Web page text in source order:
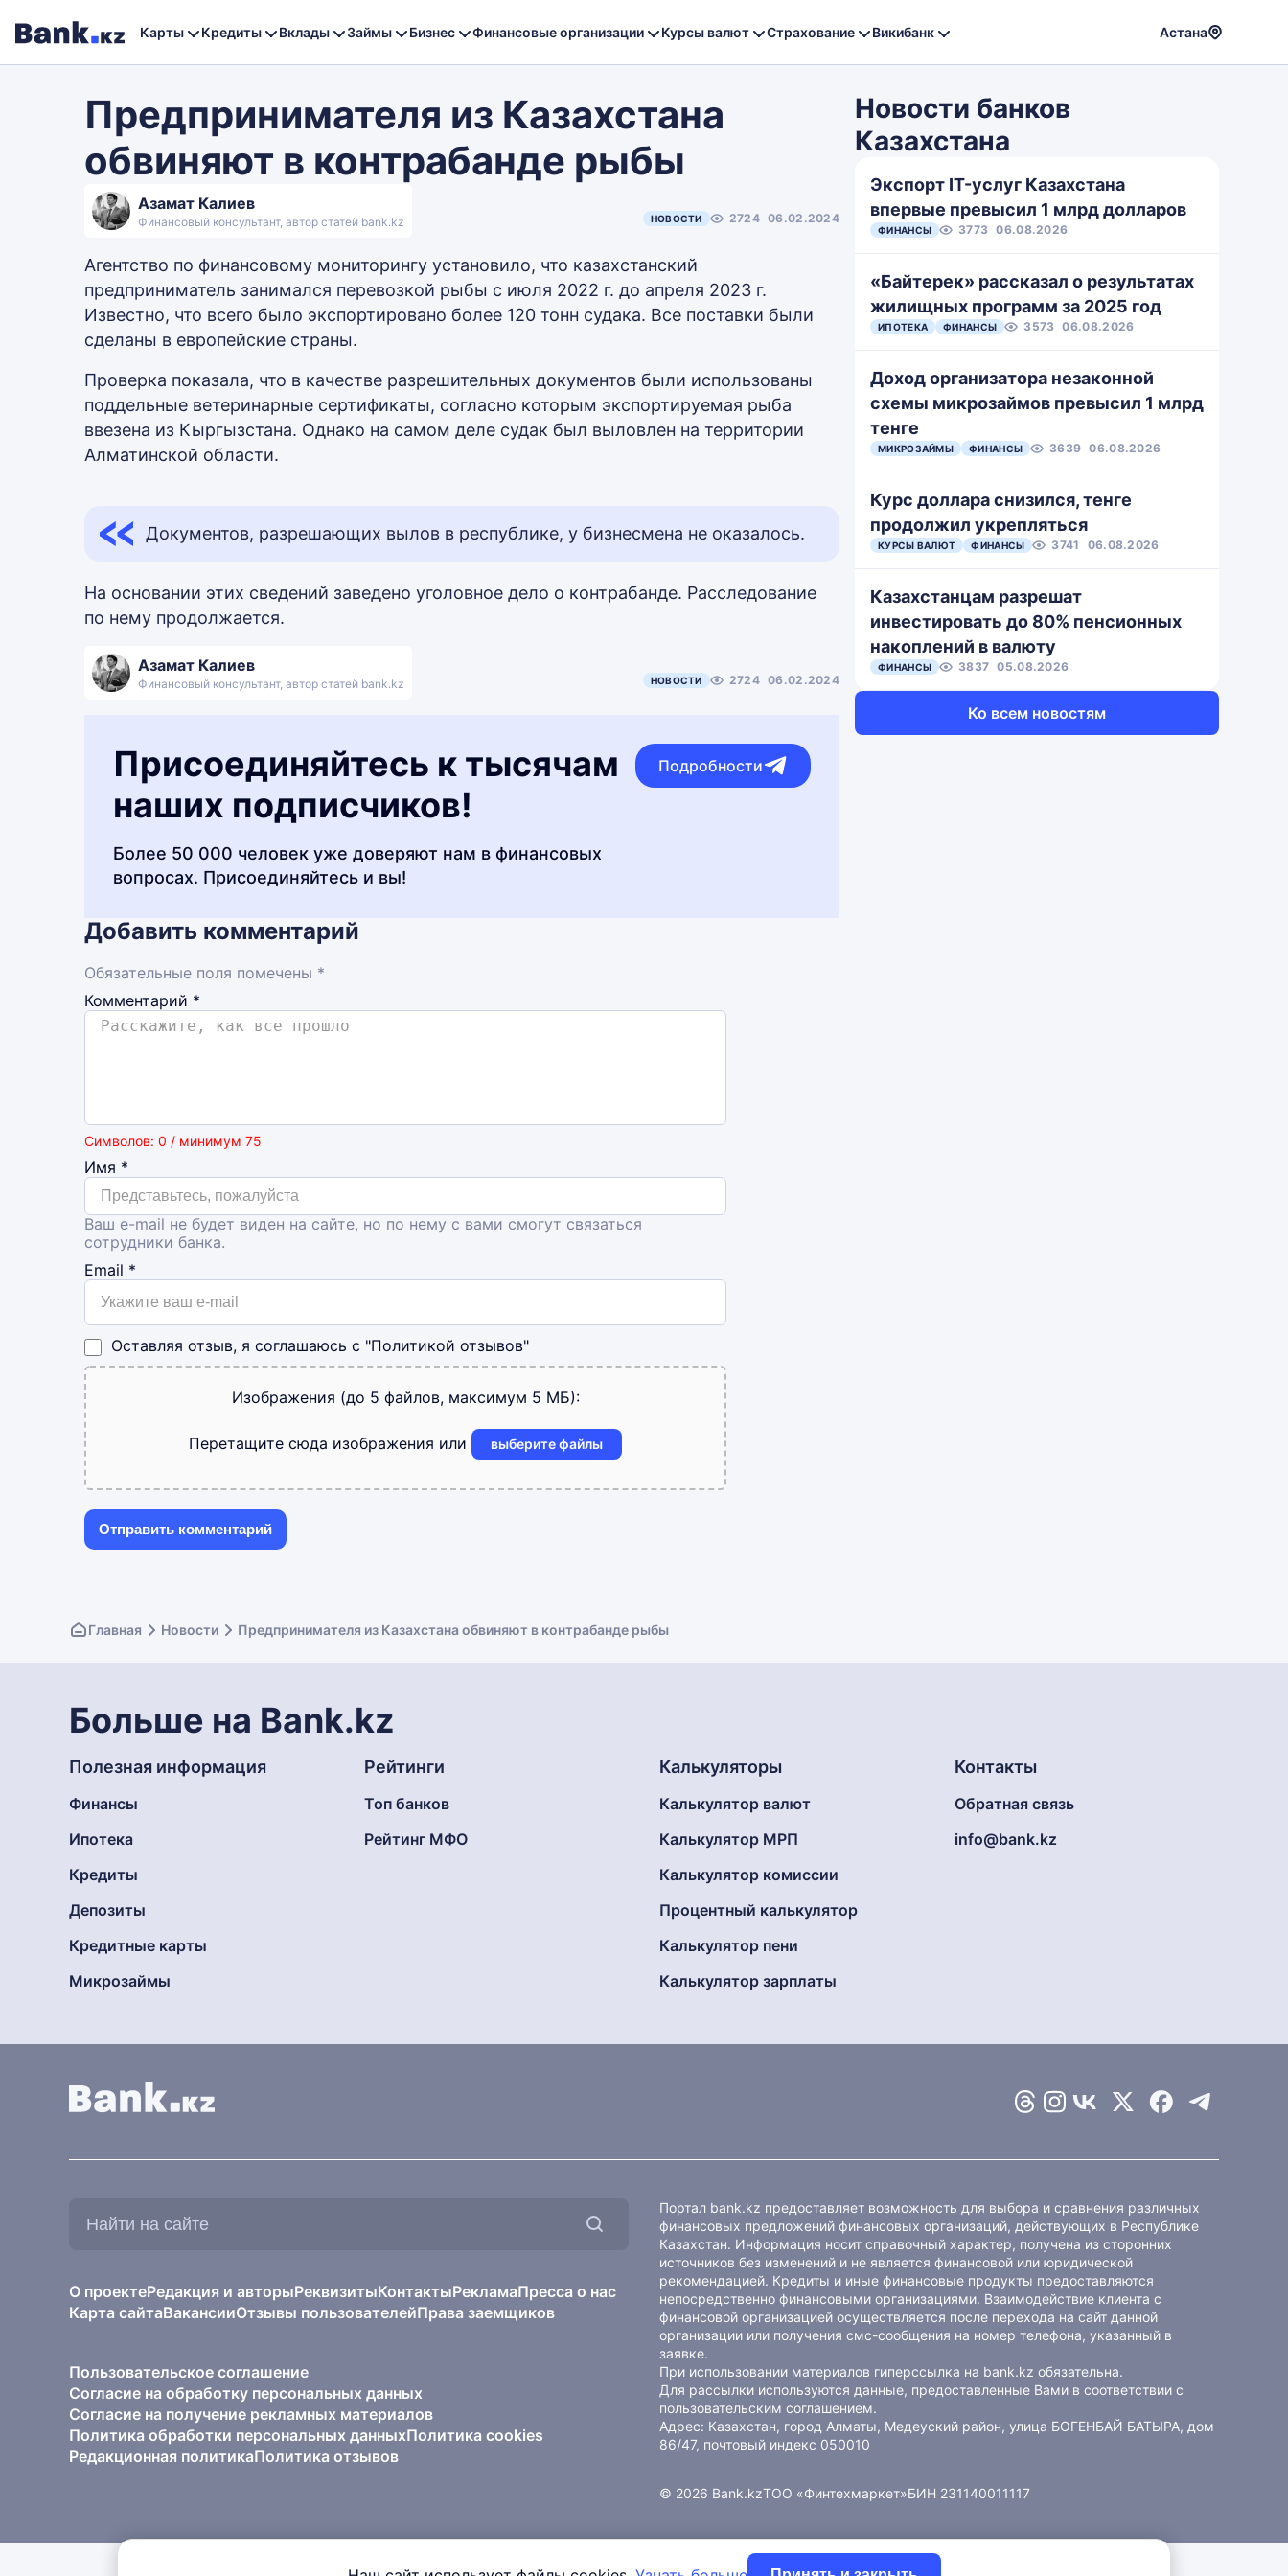
Карты Кредиты Вклады Займы Бизнес Финансовые организации Курсы валют Страхование Викибанк Астана
Предпринимателя из Казахстана
обвиняют в контрабанде рыбы
Азамат Калиев
Финансовый консультант, автор статей bank.kz НОВОСТИ 2724 06.02.2024
Агентство по финансовому мониторингу установило, что казахстанский
предприниматель занимался перевозкой рыбы с июля 2022 г. до апреля 2023 г.
Известно, что всего было экспортировано более 120 тонн судака. Все поставки были
сделаны в европейские страны.
Проверка показала, что в качестве разрешительных документов были использованы
поддельные ветеринарные сертификаты, согласно которым экспортируемая рыба
ввезена из Кыргызстана. Однако на самом деле судак был выловлен на территории
Алматинской области.
Документов, разрешающих вылов в республике, у бизнесмена не оказалось.
На основании этих сведений заведено уголовное дело о контрабанде. Расследование
по нему продолжается.
Азамат Калиев
Финансовый консультант, автор статей bank.kz НОВОСТИ 2724 06.02.2024
Присоединяйтесь к тысячам
наших подписчиков!
Более 50 000 человек уже доверяют нам в финансовых
вопросах. Присоединяйтесь и вы!
Подробности
Добавить комментарий
Обязательные поля помечены *
Комментарий *
Символов: 0 / минимум 75
Имя *
Ваш e-mail не будет виден на сайте, но по нему с вами смогут связаться
сотрудники банка.
Email *
Оставляя отзыв, я соглашаюсь с "Политикой отзывов"
Изображения (до 5 файлов, максимум 5 МБ):
Перетащите сюда изображения или выберите файлы
Новости банков
Казахстана
Экспорт IT-услуг Казахстана
впервые превысил 1 млрд долларов
ФИНАНСЫ 3773 06.08.2026
«Байтерек» рассказал о результатах
жилищных программ за 2025 год
ИПОТЕКА ФИНАНСЫ 3573 06.08.2026
Доход организатора незаконной
схемы микрозаймов превысил 1 млрд
тенге
МИКРОЗАЙМЫ ФИНАНСЫ 3639 06.08.2026
Курс доллара снизился, тенге
продолжил укрепляться
КУРСЫ ВАЛЮТ ФИНАНСЫ 3741 06.08.2026
Казахстанцам разрешат
инвестировать до 80% пенсионных
накоплений в валюту
ФИНАНСЫ 3837 05.08.2026
Ко всем новостям
Главная Новости Предпринимателя из Казахстана обвиняют в контрабанде рыбы
Больше на Bank.kz
Полезная информация
Финансы
Ипотека
Кредиты
Депозиты
Кредитные карты
Микрозаймы
Рейтинги
Топ банков
Рейтинг МФО
Калькуляторы
Калькулятор валют
Калькулятор МРП
Калькулятор комиссии
Процентный калькулятор
Калькулятор пени
Калькулятор зарплаты
Контакты
Обратная связь
info@bank.kz
О проектеРедакция и авторыРеквизитыКонтактыРекламаПресса о нас
Карта сайтаВакансииОтзывы пользователейПрава заемщиков
Пользовательское соглашение
Согласие на обработку персональных данных
Согласие на получение рекламных материалов
Политика обработки персональных данныхПолитика cookies
Редакционная политикаПолитика отзывов
Портал bank.kz предоставляет возможность для выбора и сравнения различных
финансовых предложений финансовых организаций, действующих в Республике
Казахстан. Информация носит справочный характер, получена из сторонних
источников без изменений и не является финансовой или юридической
рекомендацией. Кредиты и иные финансовые продукты предоставляются
непосредственно финансовыми организациями. Взаимодействие клиента с
финансовой организацией осуществляется после перехода на сайт данной
организации или получения смс-сообщения на номер телефона, указанный в
заявке.
При использовании материалов гиперссылка на bank.kz обязательна.
Для рассылки используются данные, предоставленные Вами в соответствии с
пользовательским соглашением.
Адрес: Казахстан, город Алматы, Медеуский район, улица БОГЕНБАЙ БАТЫРА, дом
86/47, почтовый индекс 050010
© 2026 Bank.kzТОО «Финтехмаркет»БИН 231140011117